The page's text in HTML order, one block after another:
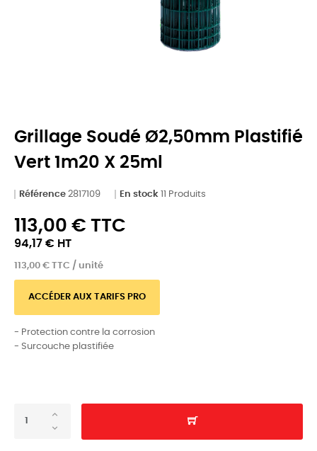
Grillage Soudé Ø2,50mm Plastifié
Vert 1m20 X 25ml
Référence 2817109 En stock 11 Produits
113,00 € TTC
94,17 € HT
113,00 € TTC / unité
ACCÉDER AUX TARIFS PRO
- Protection contre la corrosion
- Surcouche plastifiée